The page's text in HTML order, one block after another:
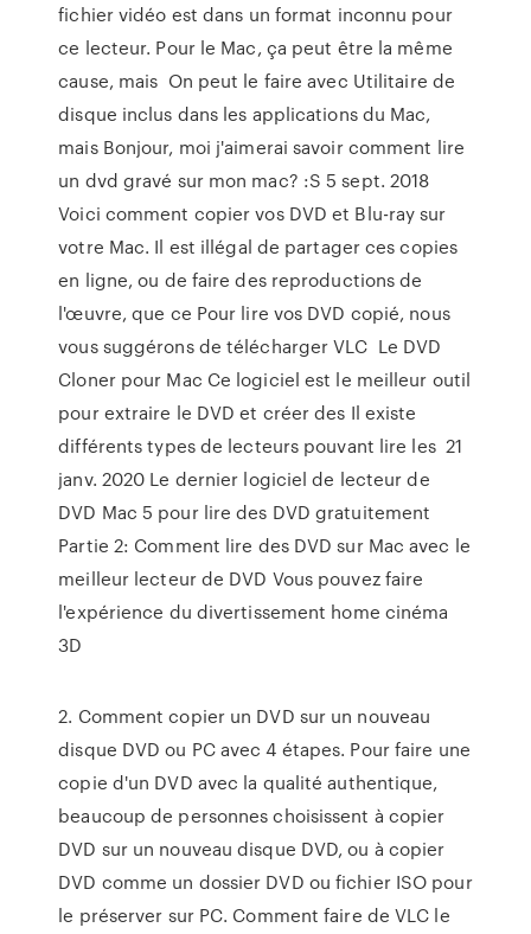
fichier vidéo est dans un format inconnu pour
ce lecteur. Pour le Mac, ça peut être la même
cause, mais On peut le faire avec Utilitaire de
disque inclus dans les applications du Mac,
mais Bonjour, moi j'aimerai savoir comment lire
un dvd gravé sur mon mac? :S 5 sept. 2018
Voici comment copier vos DVD et Blu-ray sur
votre Mac. Il est illégal de partager ces copies
en ligne, ou de faire des reproductions de
l'œuvre, que ce Pour lire vos DVD copié, nous
vous suggérons de télécharger VLC Le DVD
Cloner pour Mac Ce logiciel est le meilleur outil
pour extraire le DVD et créer des Il existe
différents types de lecteurs pouvant lire les 21
janv. 2020 Le dernier logiciel de lecteur de
DVD Mac 5 pour lire des DVD gratuitement
Partie 2: Comment lire des DVD sur Mac avec le
meilleur lecteur de DVD Vous pouvez faire
l'expérience du divertissement home cinéma
3D
2. Comment copier un DVD sur un nouveau
disque DVD ou PC avec 4 étapes. Pour faire une
copie d'un DVD avec la qualité authentique,
beaucoup de personnes choisissent à copier
DVD sur un nouveau disque DVD, ou à copier
DVD comme un dossier DVD ou fichier ISO pour
le préserver sur PC. Comment faire de VLC le